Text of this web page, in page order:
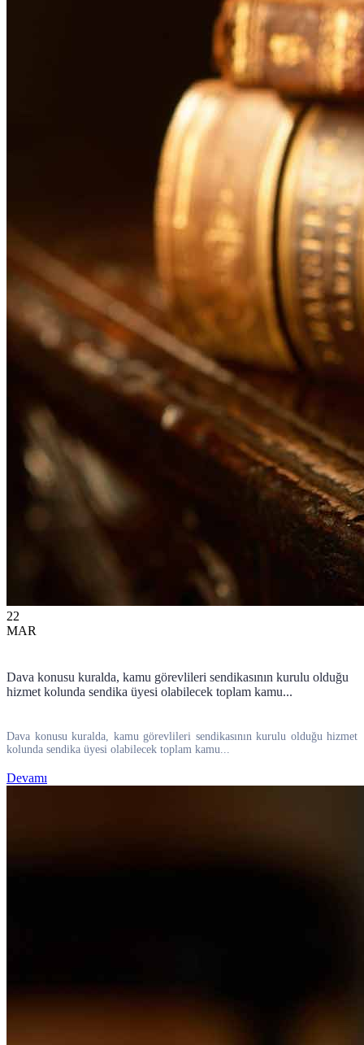
22
MAR
Dava konusu kuralda, kamu görevlileri sendikasının kurulu olduğu
hizmet kolunda sendika üyesi olabilecek toplam kamu...
Dava konusu kuralda, kamu görevlileri sendikasının kurulu olduğu hizmet
kolunda sendika üyesi olabilecek toplam kamu...
Devamı